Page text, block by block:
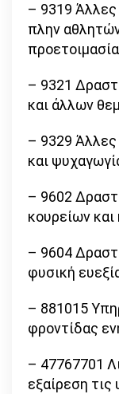
– 9319 Άλλες
πλην
– 9321
και άλλων
– 9329
και
– 9602
κουρείων
– 9604
φυσική
– 881015
φροντίδας
– 47767701
εξαίρεση